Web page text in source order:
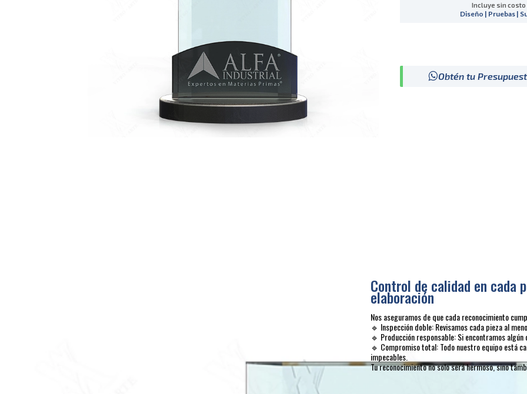
Incluye sin
Diseño | Pruebas |
Obtén tu
Control de calidad en cada
elaboración
Nos aseguramos de que cada reconocimiento
🔹 Inspección doble: Revisamos cada pieza al
🔹 Producción responsable: Si encontramos
🔹 Compromiso total: Todo nuestro equipo está
impecables.
Tu reconocimiento no solo será hermoso, sino